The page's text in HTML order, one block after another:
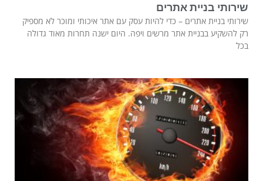
שירותי בניית אתרים
שירותי בניית אתרים – כדי להיות עסק עם אתר איכותי ומוכר לא מספיק
רק להשקיע בבניית אתר מרשים ויפה. היום ישנה תחרות מאוד גדולה
בכל